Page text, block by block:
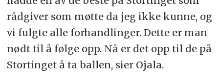
rådgiver som møtte da jeg ikke kunne, og
vi fulgte alle forhandlinger. Dette er man
nødt til å følge opp. Nå er det opp til de på
Stortinget å ta ballen, sier Ojala.